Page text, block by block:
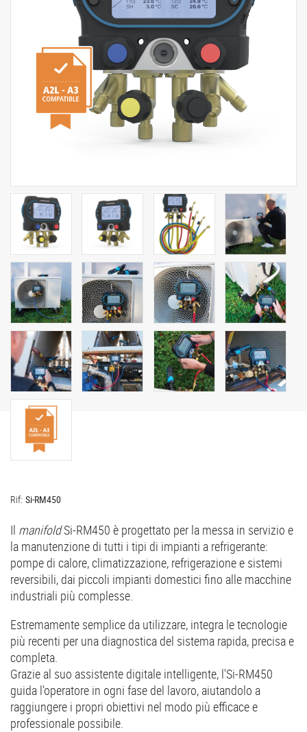
Rif: Si-RM450
Il manifoldSi-RM450 è progettato per la messa in servizio e
la manutenzione di tutti i tipi di impianti a refrigerante:
pompe di calore, climatizzazione, refrigerazione e sistemi
reversibili, dai piccoli impianti domestici fino alle macchine
industriali più complesse.
Estremamente semplice da utilizzare, integra le tecnologie
più recenti per una diagnostica del sistema rapida, precisa e
completa.
Grazie al suo assistente digitale intelligente, l'Si-RM450
guida l’operatore in ogni fase del lavoro, aiutandolo a
raggiungere i propri obiettivi nel modo più efficace e
professionale possibile.